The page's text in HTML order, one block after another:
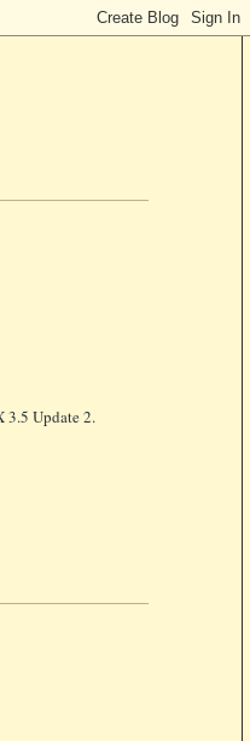
3.5 Update 2.